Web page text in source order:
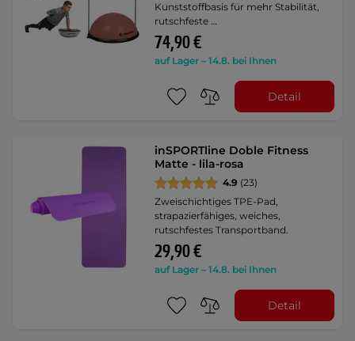
Kunststoffbasis für mehr Stabilität,
rutschfeste …
74,90 €
auf Lager – 14.8. bei Ihnen
Detail
inSPORTline Doble Fitness
Matte - lila-rosa
4.9 (23)
Zweischichtiges TPE-Pad,
strapazierfähiges, weiches,
rutschfestes Transportband.
29,90 €
auf Lager – 14.8. bei Ihnen
Detail